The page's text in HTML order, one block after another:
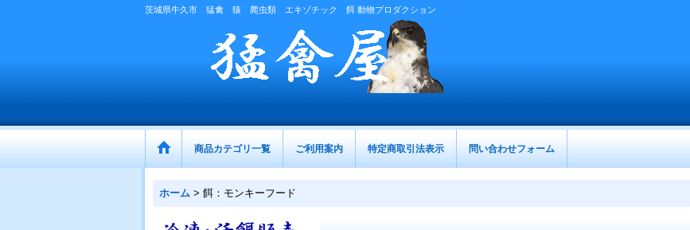
茨城県牛久市 猛禽 猿 爬虫類 エキゾチック 餌 動物プロダクション
商品カテゴリ一覧 ご利用案内 特定商取引法表示 問い合わせフォーム
ホーム > 餌：モンキーフード